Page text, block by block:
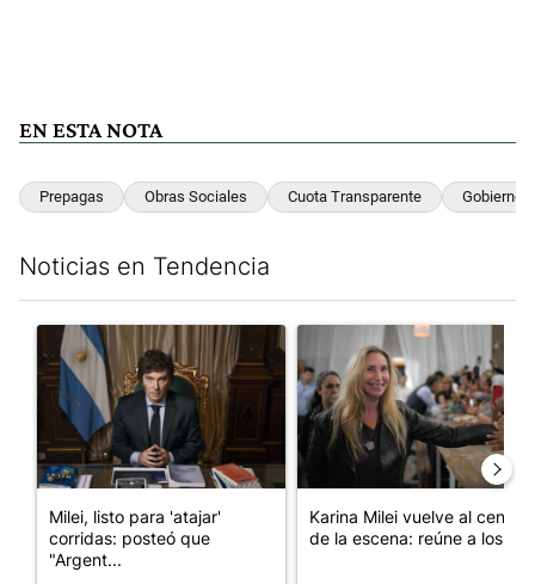
EN ESTA NOTA
Prepagas Obras Sociales Cuota Transparente Gobierno
Noticias en Tendencia
Un artículo de tendencia con el título "Milei, listo para 'atajar'
Milei, listo para 'atajar'
corridas: posteó que
"Argent...
Un artículo de tendencia
Karina Milei vuelve al centro
de la escena: reúne a los...